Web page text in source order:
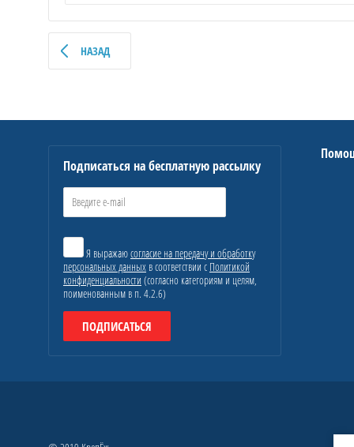
НАЗАД
Подписаться на бесплатную рассылку
Я выражаюсогласие на передачу и обработку
персональных данных в соответствии с Политикой
конфиденциальности (согласно категориям и целям,
поименованным в п. 4.2.6)
ПОДПИСАТЬСЯ